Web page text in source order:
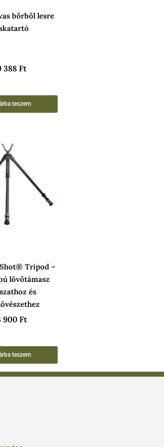
bőrből lesre
388Ft
teszem
Tripod –
lövőtámasz
és
900Ft
teszem